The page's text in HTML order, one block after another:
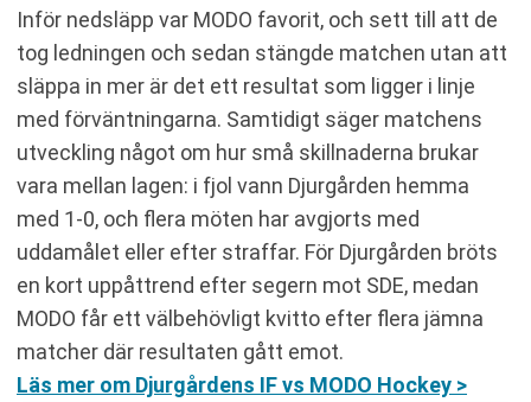
Inför nedsläpp var MODO favorit, och sett till att de
tog ledningen och sedan stängde matchen utan att
släppa in mer är det ett resultat som ligger i linje
med förväntningarna. Samtidigt säger matchens
utveckling något om hur små skillnaderna brukar
vara mellan lagen: i fjol vann Djurgården hemma
med 1-0, och flera möten har avgjorts med
uddamålet eller efter straffar. För Djurgården bröts
en kort uppåttrend efter segern mot SDE, medan
MODO får ett välbehövligt kvitto efter flera jämna
matcher där resultaten gått emot.
Läs mer om Djurgårdens IF vs MODO Hockey >